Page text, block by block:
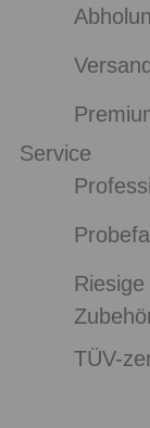
Service
TÜV-